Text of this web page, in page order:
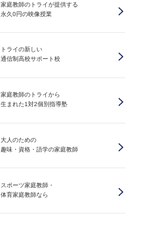
家庭教師のトライが提供する
永久0円の映像授業
トライの新しい
通信制高校サポート校
家庭教師のトライから
生まれた1対2個別指導塾
大人のための
趣味・資格・語学の家庭教師
スポーツ家庭教師・
体育家庭教師なら